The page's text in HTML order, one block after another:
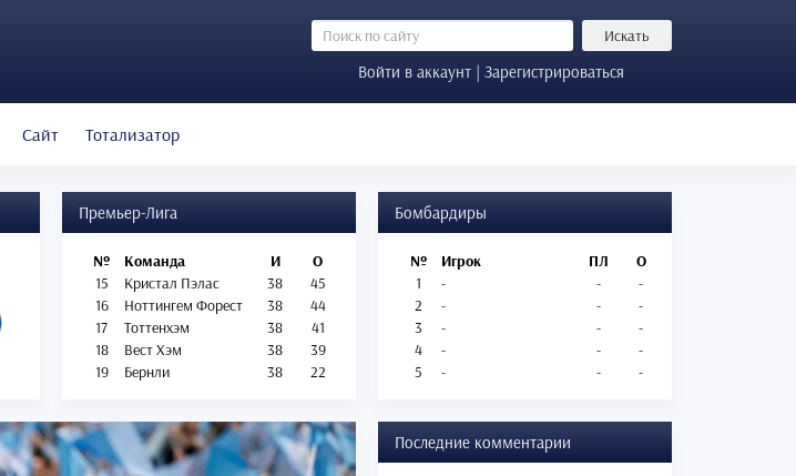
Искать
Войти в аккаунт | Зарегистрироваться
Сайт Тотализатор
Премьер-Лига
№ Команда И
О
15
Кристал Пэлас 38
45
16
Ноттингем Форест 38
44
17
Тоттенхэм 38
41
18
Вест Хэм 38
39
19
Бернли 38 22
Бомбардиры
№ Игрок ПЛ
О
1
- -
-
2
- -
-
3
- -
-
4
- -
-
5
- - -
Последние комментарии